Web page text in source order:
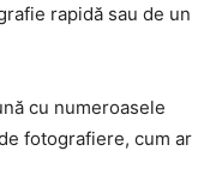
rapidă sau de un
cu numeroasele
fotografiere, cum ar